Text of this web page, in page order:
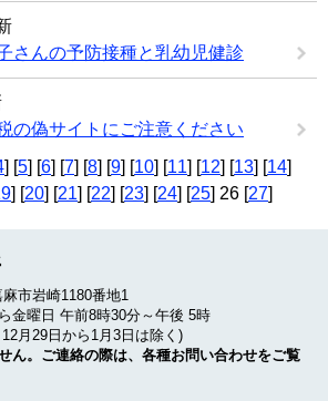
さんの予防接種と乳幼児健診
の偽サイトにご注意ください
] [5] [6] [7] [8] [9] [10] [11] [12] [13] [14]
] [20] [21] [22] [23] [24] [25] 26 [27]
市岩崎1180番地1
金曜日 午前8時30分～午後 5時
月29日から1月3日は除く)
ん。ご連絡の際は、各種お問い合わせをご覧